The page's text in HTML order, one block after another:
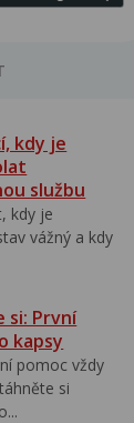
kdy je
službu
kdy je
vážný a kdy
si: První
kapsy
pomoc vždy
si